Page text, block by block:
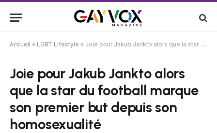
Accueil » LGBT Lifestyle » Joie pour Jakub Jankto alors que la star du football marque son premier but depuis son homosexualité
Joie pour Jakub Jankto alors
que la star du football marque
son premier but depuis son
homosexualité